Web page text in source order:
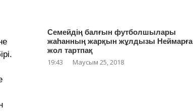
Семейдің балғын футболшылары
жаһанның жарқын жұлдызы Неймарға
жол тартпақ
19:43 Маусым 25, 2018